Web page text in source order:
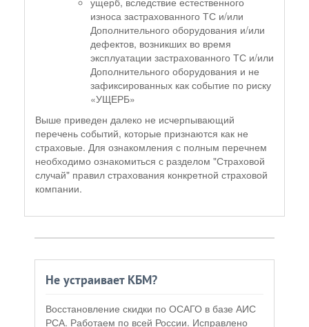
износа застрахованного ТС и/или
Дополнительного оборудования и/или
дефектов, возникших во время
эксплуатации застрахованного ТС и/или
Дополнительного оборудования и не
зафиксированных как событие по риску
«УЩЕРБ»
Выше приведен далеко не исчерпывающий
перечень событий, которые признаются как не
страховые. Для ознакомления с полным перечнем
необходимо ознакомиться с разделом "Страховой
случай" правил страхования конкретной страховой
компании.
Не устраивает КБМ?
Восстановление скидки по ОСАГО в базе АИС
РСА. Работаем по всей России. Исправлено